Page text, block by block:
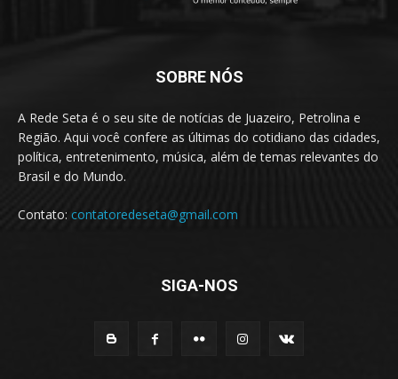
SOBRE NÓS
A Rede Seta é o seu site de notícias de Juazeiro, Petrolina e
Região. Aqui você confere as últimas do cotidiano das cidades,
política, entretenimento, música, além de temas relevantes do
Brasil e do Mundo.
Contato: contatoredeseta@gmail.com
SIGA-NOS